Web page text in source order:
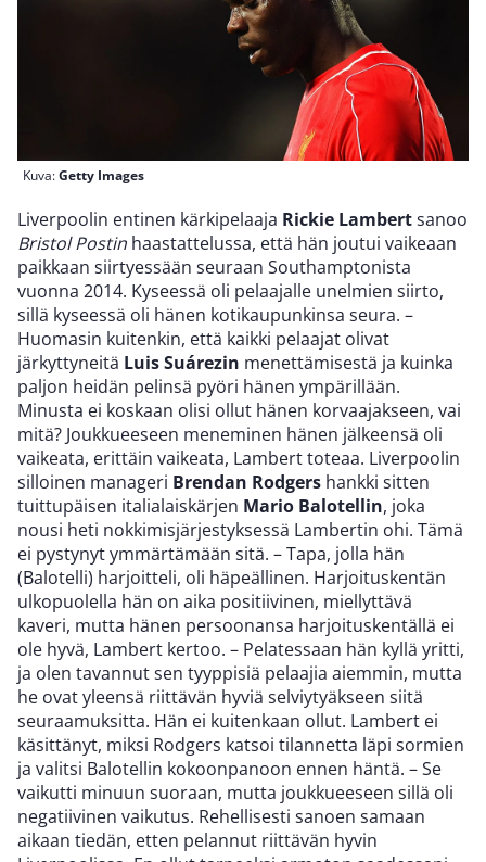
Kuva:Getty Images
Liverpoolin entinen kärkipelaaja Rickie Lambertsanoo
Bristol Postin haastattelussa, että hän joutui vaikeaan
paikkaan siirtyessään seuraan Southamptonista
vuonna 2014. Kyseessä oli pelaajalle unelmien siirto,
sillä kyseessä oli hänen kotikaupunkinsa seura. –
Huomasin kuitenkin, että kaikki pelaajat olivat
järkyttyneitä Luis Suárezin menettämisestä ja kuinka
paljon heidän pelinsä pyöri hänen ympärillään.
Minusta ei koskaan olisi ollut hänen korvaajakseen, vai
mitä? Joukkueeseen meneminen hänen jälkeensä oli
vaikeata, erittäin vaikeata, Lambert toteaa. Liverpoolin
silloinen manageri Brendan Rodgers hankki sitten
tuittupäisen italialaiskärjen Mario Balotellin, joka
nousi heti nokkimisjärjestyksessä Lambertin ohi. Tämä
ei pystynyt ymmärtämään sitä. – Tapa, jolla hän
(Balotelli) harjoitteli, oli häpeällinen. Harjoituskentän
ulkopuolella hän on aika positiivinen, miellyttävä
kaveri, mutta hänen persoonansa harjoituskentällä ei
ole hyvä, Lambert kertoo. – Pelatessaan hän kyllä yritti,
ja olen tavannut sen tyyppisiä pelaajia aiemmin, mutta
he ovat yleensä riittävän hyviä selviytyäkseen siitä
seuraamuksitta. Hän ei kuitenkaan ollut. Lambert ei
käsittänyt, miksi Rodgers katsoi tilannetta läpi sormien
ja valitsi Balotellin kokoonpanoon ennen häntä. – Se
vaikutti minuun suoraan, mutta joukkueeseen sillä oli
negatiivinen vaikutus. Rehellisesti sanoen samaan
aikaan tiedän, etten pelannut riittävän hyvin